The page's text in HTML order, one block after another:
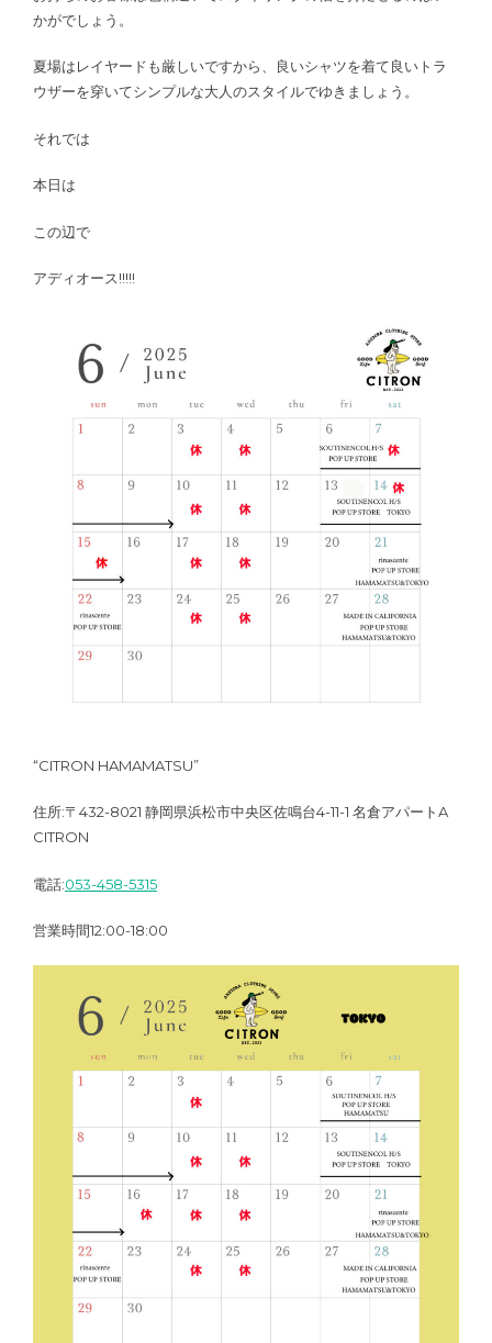
かがでしょう。
夏場はレイヤードも厳しいですから、良いシャツを着て良いトラ
ウザーを穿いてシンプルな大人のスタイルでゆきましょう。
それでは
本日は
この辺で
アディオース!!!!!
“CITRON HAMAMATSU”
住所:〒432-8021 静岡県浜松市中央区佐鳴台4-11-1 名倉アパートA
CITRON
電話:053-458-5315
営業時間12:00-18:00